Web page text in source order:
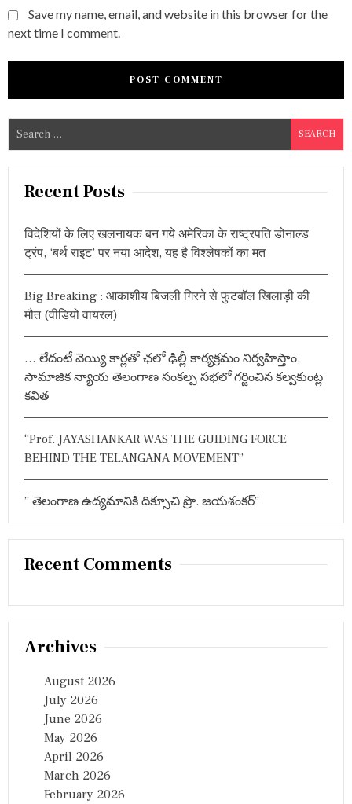
Save my name, email, and website in this browser for the
next time I comment.
a
Recent Posts
विदेशियों के लिए खलनायक बन गये अमेरिका के राष्ट्रपति डोनाल्ड
ट्रंप, ‘बर्थ राइट’ पर नया आदेश, यह है विश्लेषकों का मत
Big Breaking : आकाशीय बिजली गिरने से फुटबॉल खिलाड़ी की
मौत (वीडियो वायरल)
… లేదంటే వెయ్యి కార్లతో ఛలో ఢిల్లీ కార్యక్రమం నిర్వహిస్తాం,
సామాజిక న్యాయ తెలంగాణ సంకల్ప సభలో గర్జించిన కల్వకుంట్ల
కవిత
“Prof. JAYASHANKAR WAS THE GUIDING FORCE
BEHIND THE TELANGANA MOVEMENT”
” తెలంగాణ ఉద్యమానికి దిక్సూచి ప్రొ. జయశంకర్”
Recent Comments
Archives
August 2026
July 2026
June 2026
May 2026
April 2026
March 2026
February 2026